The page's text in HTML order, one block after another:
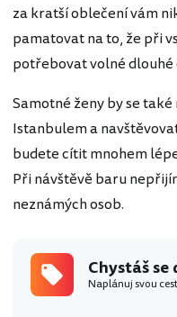
za kratší oblečení vám
pamatovat na to, že při
potřebovat volné dlouhé
Samotné ženy by se
Istanbulem a
budete cítit mnohem
Při návštěvě baru
neznámých osob.
Chystáš se
Naplánuj svou